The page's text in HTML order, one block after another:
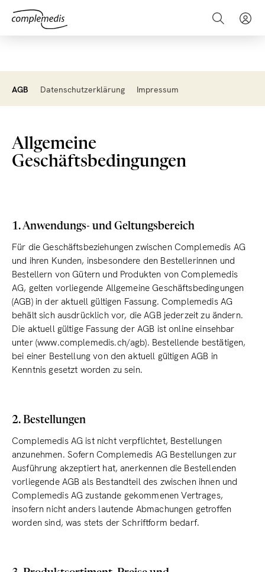
AGB Datenschutzerklärung Impressum
Allgemeine
Geschäftsbedingungen
1. Anwendungs- und Geltungsbereich
Für die Geschäftsbeziehungen zwischen Complemedis AG
und ihren Kunden, insbesondere den Bestellerinnen und
Bestellern von Gütern und Produkten von Complemedis
AG, gelten vorliegende Allgemeine Geschäftsbedingungen
(AGB) in der aktuell gültigen Fassung. Complemedis AG
behält sich ausdrücklich vor, die AGB jederzeit zu ändern.
Die aktuell gültige Fassung der AGB ist online einsehbar
unter (www.complemedis.ch/agb). Bestellende bestätigen,
bei einer Bestellung von den aktuell gültigen AGB in
Kenntnis gesetzt worden zu sein.
2. Bestellungen
Complemedis AG ist nicht verpflichtet, Bestellungen
anzunehmen. Sofern Complemedis AG Bestellungen zur
Ausführung akzeptiert hat, anerkennen die Bestellenden
vorliegende AGB als Bestandteil des zwischen ihnen und
Complemedis AG zustande gekommenen Vertrages,
insofern nicht anders lautende Abmachungen getroffen
worden sind, was stets der Schriftform bedarf.